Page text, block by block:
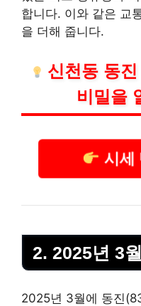
합니다. 이와 같은 교
을 더해 줍니다.
신천동 동
비밀을
시세
2. 2025년 3
2025년 3월에 동진